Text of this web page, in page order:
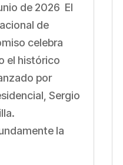
de 2026 El
de
celebra
el histórico
por
Sergio
la